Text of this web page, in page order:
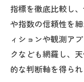
指標を徹底比較し
や指数の信頼性を
ィションや観測ア
クなども網羅し、
的な判断軸を得ら